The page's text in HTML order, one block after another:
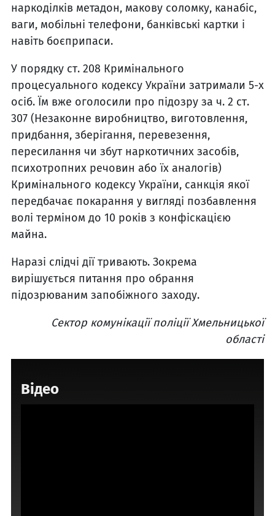
наркоділків метадон, макову соломку, канабіс,
ваги, мобільні телефони, банківські картки і
навіть боєприпаси.
У порядку ст. 208 Кримінального
процесуального кодексу України затримали 5-х
осіб. Їм вже оголосили про підозру за ч. 2 ст.
307 (Незаконне виробництво, виготовлення,
придбання, зберігання, перевезення,
пересилання чи збут наркотичних засобів,
психотропних речовин або їх аналогів)
Кримінального кодексу України, санкція якої
передбачає покарання у вигляді позбавлення
волі терміном до 10 років з конфіскацією
майна.
Наразі слідчі дії тривають. Зокрема
вирішується питання про обрання
підозрюваним запобіжного заходу.
Сектор комунікації поліції Хмельницької
області
Відео